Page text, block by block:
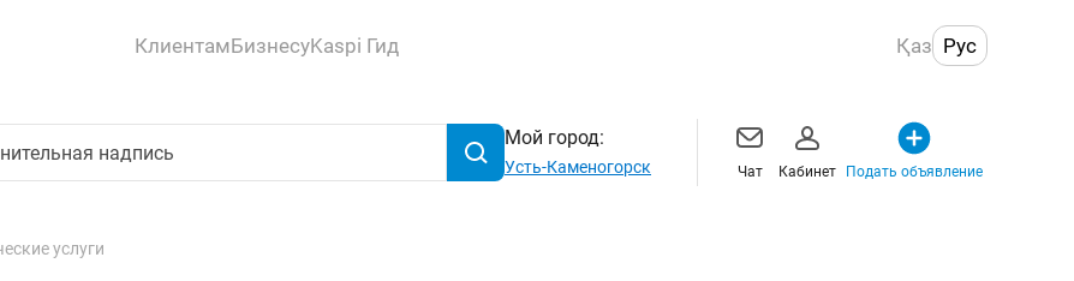
КлиентамБизнесуKaspi Гид Қаз Рус
Мой город:
Усть-Каменогорск Чат Кабинет Подать объявление
услуги